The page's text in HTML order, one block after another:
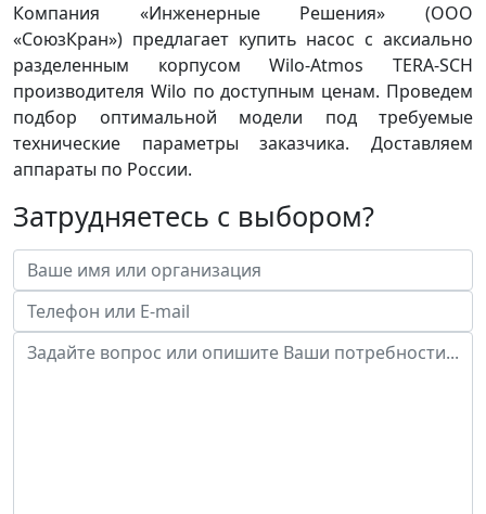
Компания «Инженерные Решения» (ООО
«СоюзКран») предлагает купить насос с аксиально
разделенным корпусом Wilo-Atmos TERA-SCH
производителя Wilo по доступным ценам. Проведем
подбор оптимальной модели под требуемые
технические параметры заказчика. Доставляем
аппараты по России.
Затрудняетесь с выбором?